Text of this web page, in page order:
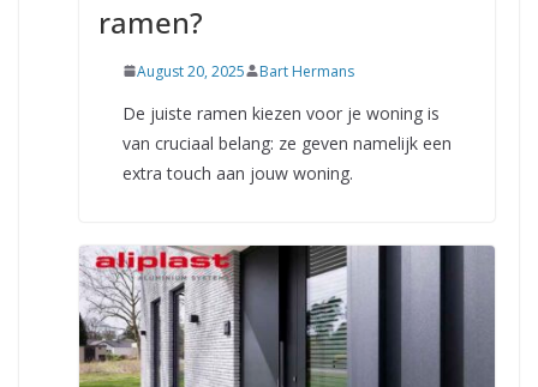
ramen?
August 20, 2025 Bart Hermans
De juiste ramen kiezen voor je woning is
van cruciaal belang: ze geven namelijk een
extra touch aan jouw woning.